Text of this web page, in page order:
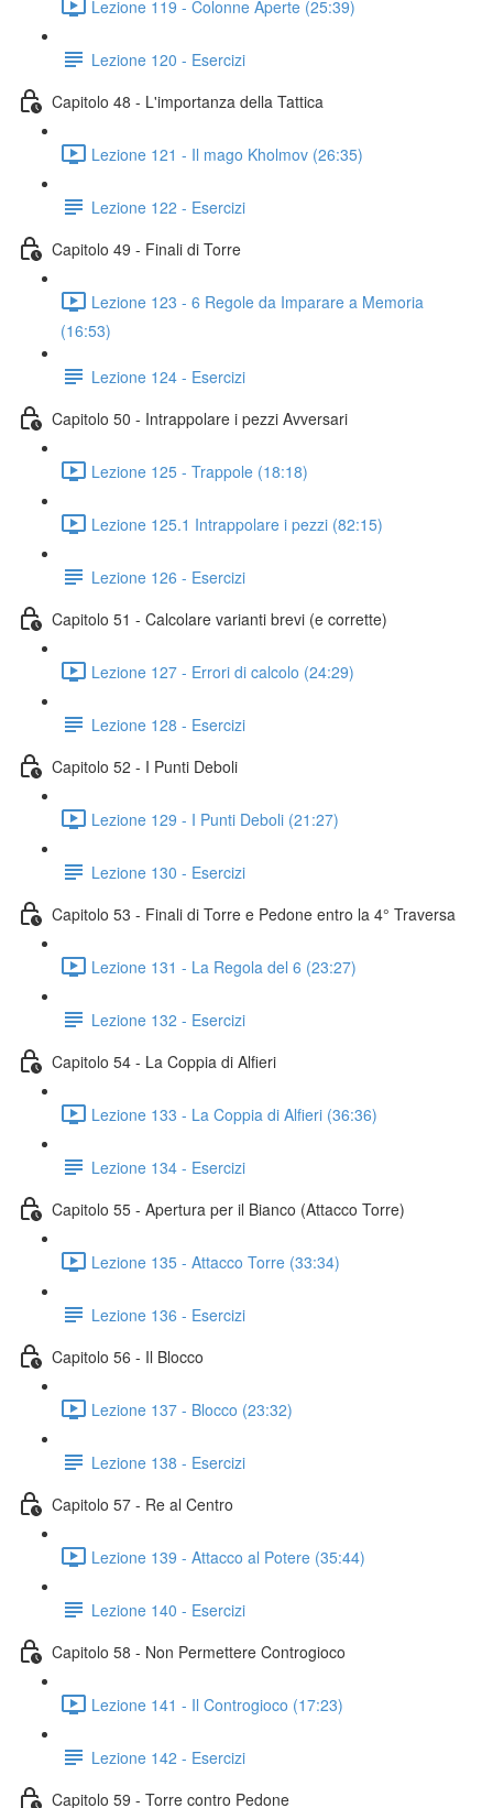
Lezione 119 - Colonne Aperte (25:39)
Lezione 120 - Esercizi
Capitolo 48 - L'importanza della Tattica
Lezione 121 - Il mago Kholmov (26:35)
Lezione 122 - Esercizi
Capitolo 49 - Finali di Torre
Lezione 123 - 6 Regole da Imparare a Memoria
(16:53)
Lezione 124 - Esercizi
Capitolo 50 - Intrappolare i pezzi Avversari
Lezione 125 - Trappole (18:18)
Lezione 125.1 Intrappolare i pezzi (82:15)
Lezione 126 - Esercizi
Capitolo 51 - Calcolare varianti brevi (e corrette)
Lezione 127 - Errori di calcolo (24:29)
Lezione 128 - Esercizi
Capitolo 52 - I Punti Deboli
Lezione 129 - I Punti Deboli (21:27)
Lezione 130 - Esercizi
Capitolo 53 - Finali di Torre e Pedone entro la 4° Traversa
Lezione 131 - La Regola del 6 (23:27)
Lezione 132 - Esercizi
Capitolo 54 - La Coppia di Alfieri
Lezione 133 - La Coppia di Alfieri (36:36)
Lezione 134 - Esercizi
Capitolo 55 - Apertura per il Bianco (Attacco Torre)
Lezione 135 - Attacco Torre (33:34)
Lezione 136 - Esercizi
Capitolo 56 - Il Blocco
Lezione 137 - Blocco (23:32)
Lezione 138 - Esercizi
Capitolo 57 - Re al Centro
Lezione 139 - Attacco al Potere (35:44)
Lezione 140 - Esercizi
Capitolo 58 - Non Permettere Controgioco
Lezione 141 - Il Controgioco (17:23)
Lezione 142 - Esercizi
Capitolo 59 - Torre contro Pedone